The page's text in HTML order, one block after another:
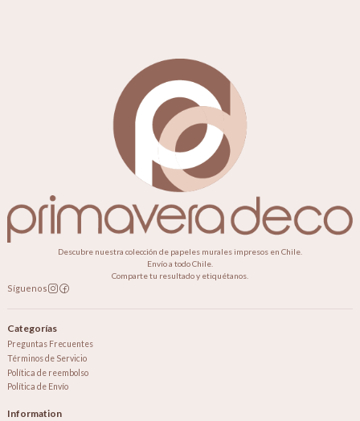
Descubre nuestra colección de papeles murales impresos en Chile.
Envío a todo Chile.
Comparte tu resultado y etiquétanos.
Síguenos
Categorías
Preguntas Frecuentes
Términos de Servicio
Política de reembolso
Política de Envío
Information